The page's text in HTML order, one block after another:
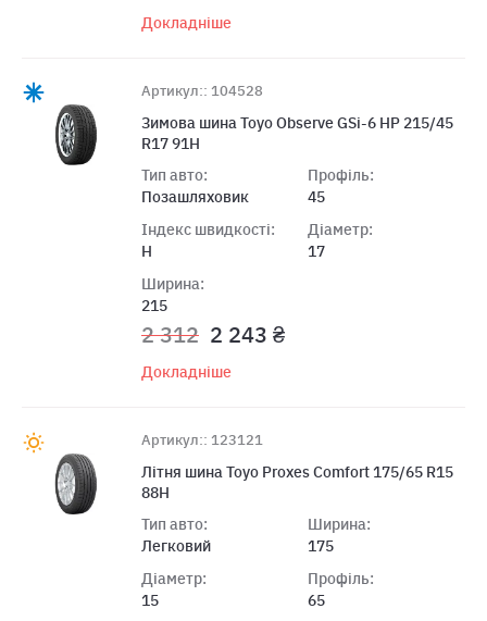
Докладніше
Артикул:: 104528
Зимова шина Toyo Observe GSi-6 HP 215/45
R17 91H
Тип авто:
Позашляховик
Індекс швидкості:
H
Ширина:
215
Профіль:
45
Діаметр:
17
2 312 2 243 ₴
Докладніше
Артикул:: 123121
Літня шина Toyo Proxes Comfort 175/65 R15
88H
Тип авто:
Легковий
Діаметр:
15
Ширина:
175
Профіль:
65